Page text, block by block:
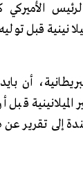
الرئيس
قبل
أن
إلى تقرير